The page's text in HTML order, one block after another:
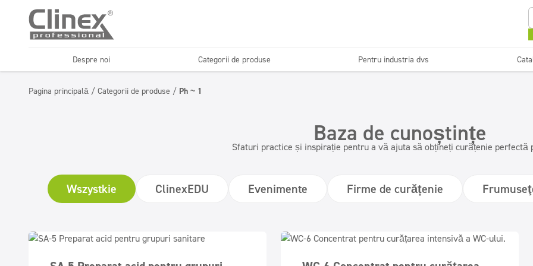
Despre noi Categorii de produse
Gama economică
și neutralizatoare de
pentru suprafețe
Instalații sanitare și băi
Detergenți bucătării
profesionale
Pentru industria dvs
Spălătorii auto
Pagina principală / Categorii de produse / Ph ~ 1
Baza de cunoștințe
Sfaturi practice și inspirație pentru a vă ajuta să obțineți curățenie perfectă
Wszystkie ClinexEDU Evenimente Firme de curățenie